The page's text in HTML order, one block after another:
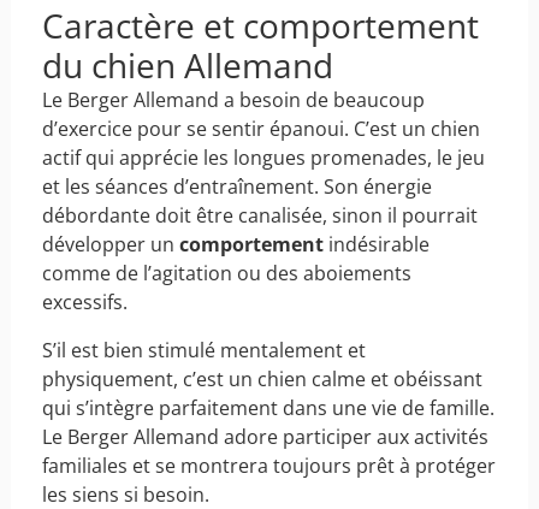
Caractère et comportement
du chien Allemand
Le Berger Allemand a besoin de beaucoup
d’exercice pour se sentir épanoui. C’est un chien
actif qui apprécie les longues promenades, le jeu
et les séances d’entraînement. Son énergie
débordante doit être canalisée, sinon il pourrait
développer un comportementindésirable
comme de l’agitation ou des aboiements
excessifs.
S’il est bien stimulé mentalement et
physiquement, c’est un chien calme et obéissant
qui s’intègre parfaitement dans une vie de famille.
Le Berger Allemand adore participer aux activités
familiales et se montrera toujours prêt à protéger
les siens si besoin.